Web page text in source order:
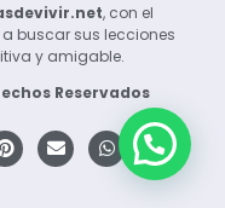
, con el
buscar sus lecciones
y amigable.
Reservados